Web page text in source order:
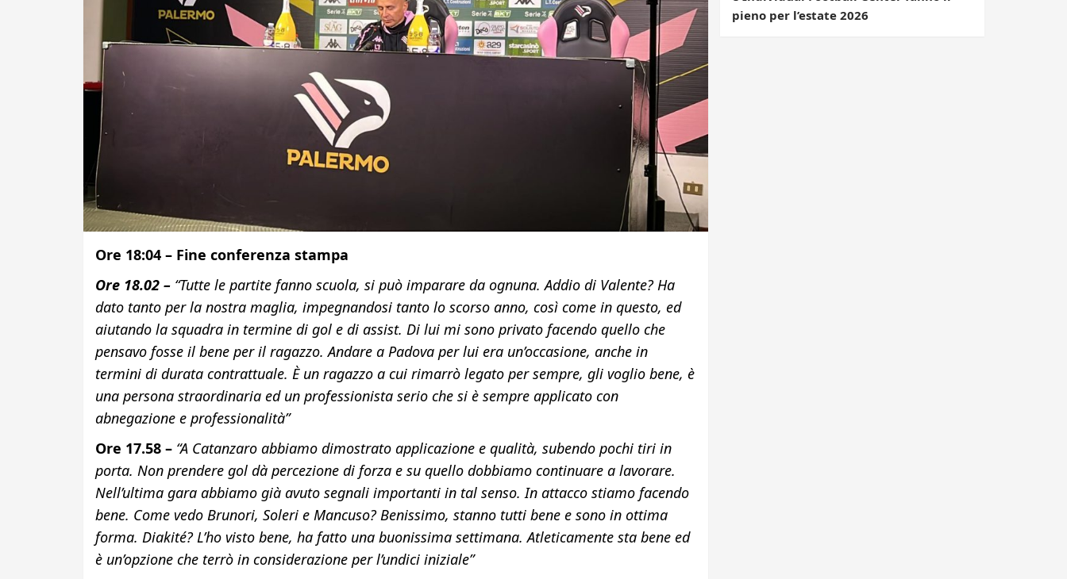
Ore 18:04 – Fine conferenza stampa
Ore 18.02 – “Tutte le partite fanno scuola, si può imparare da ognuna. Addio di Valente? Ha
dato tanto per la nostra maglia, impegnandosi tanto lo scorso anno, così come in questo, ed
aiutando la squadra in termine di gol e di assist. Di lui mi sono privato facendo quello che
pensavo fosse il bene per il ragazzo. Andare a Padova per lui era un’occasione, anche in
termini di durata contrattuale. È un ragazzo a cui rimarrò legato per sempre, gli voglio bene, è
una persona straordinaria ed un professionista serio che si è sempre applicato con
abnegazione e professionalità”
Ore 17.58 – “A Catanzaro abbiamo dimostrato applicazione e qualità, subendo pochi tiri in
porta. Non prendere gol dà percezione di forza e su quello dobbiamo continuare a lavorare.
Nell’ultima gara abbiamo già avuto segnali importanti in tal senso. In attacco stiamo facendo
bene. Come vedo Brunori, Soleri e Mancuso? Benissimo, stanno tutti bene e sono in ottima
forma. Diakité? L’ho visto bene, ha fatto una buonissima settimana. Atleticamente sta bene ed
è un’opzione che terrò in considerazione per l’undici iniziale”
pieno per l’estate 2026